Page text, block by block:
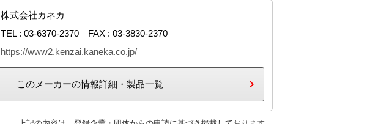
株式会社カネカ
TEL : 03-6370-2370 FAX : 03-3830-2370
https://www2.kenzai.kaneka.co.jp/
このメーカーの情報詳細・製品一覧